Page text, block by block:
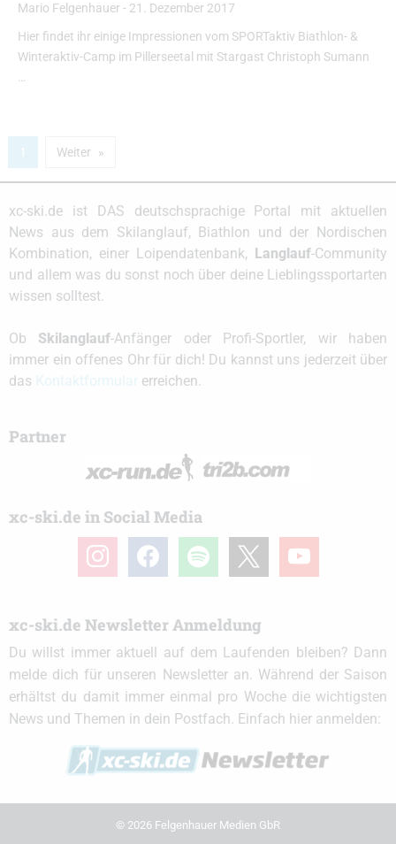
Mario Felgenhauer - 21. Dezember 2017
Hier findet ihr einige Impressionen vom SPORTaktiv Biathlon- &
Winteraktiv-Camp im Pillerseetal mit Stargast Christoph Sumann
…
Weiter
xc-ski.de ist DAS deutschsprachige Portal mit aktuellen
News aus dem Skilanglauf, Biathlon und der Nordischen
Kombination, einer Loipendatenbank,
Langlauf-Community
und allem was du sonst noch über deine Lieblingssportarten
wissen solltest.
Ob Skilanglauf-Anfänger oder Profi-Sportler, wir haben
immer ein offenes Ohr für dich! Du kannst uns jederzeit über
das
erreichen.
Partner
xc-ski.de in Social Media
instagramfacebook spotify youtube
xc-ski.de Newsletter Anmeldung
Du willst immer aktuell auf dem Laufenden bleiben? Dann
melde dich für unseren Newsletter an. Während der Saison
erhältst du damit immer einmal pro Woche die wichtigsten
News und Themen in dein Postfach. Einfach hier anmelden:
© 2026 Felgenhauer Medien GbR